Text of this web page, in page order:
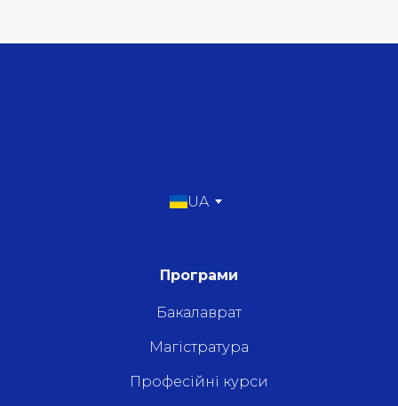
UA
Програми
Бакалаврат
Магістратура
Професійні курси